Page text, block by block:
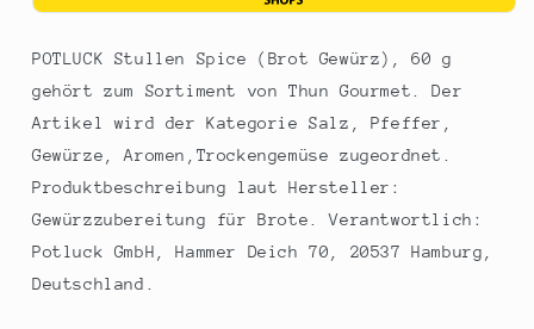
POTLUCK Stullen Spice (Brot Gewürz), 60 g
gehört zum Sortiment von Thun Gourmet. Der
Artikel wird der Kategorie Salz, Pfeffer,
Gewürze, Aromen,Trockengemüse zugeordnet.
Produktbeschreibung laut Hersteller:
Gewürzzubereitung für Brote. Verantwortlich:
Potluck GmbH, Hammer Deich 70, 20537 Hamburg,
Deutschland.